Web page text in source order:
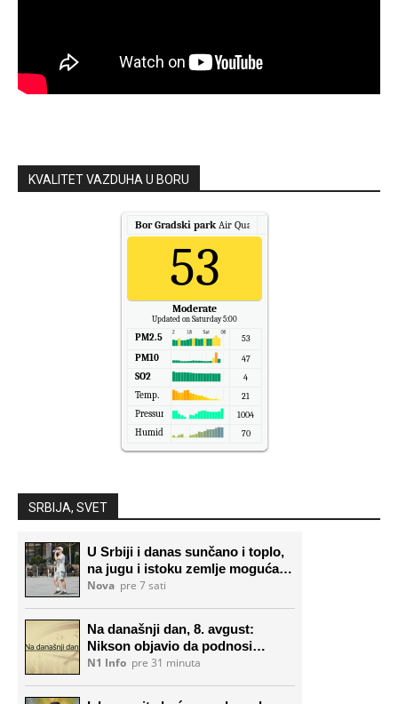
KVALITET VAZDUHA U BORU
Bor Gradski park Air Quality.
53
Moderate
Updated on Saturday 5:00
PM2.5 53
PM10 47
SO2 4
Temp. 21
Pressure 1004
Humidity 70
SRBIJA, SVET